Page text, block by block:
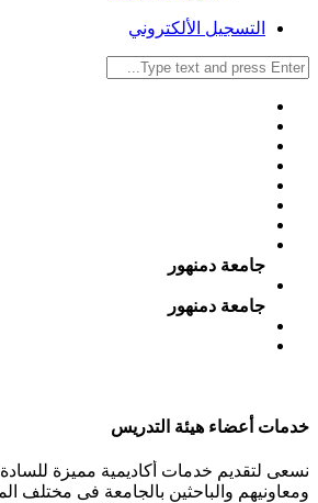
التسجيل الألكتروني
جامعة دمنهور
جامعة دمنهور
خدمات أعضاء هيئة التدريس
نسعى لتقديم خدمات أكاديمية مميزة
ومعاونيهم والباحثين بالجامعة فى مختلف